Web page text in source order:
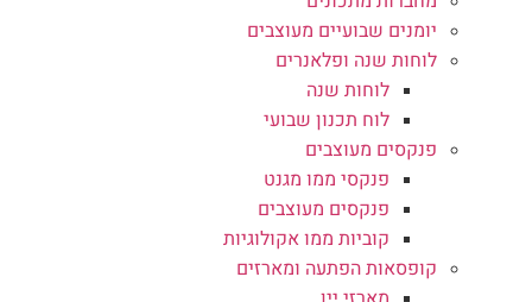
יומנים שבועיים מעוצבים
לוחות שנה ופלאנרים
לוחות שנה
לוח תכנון שבועי
פנקסים מעוצבים
פנקסי ממו מגנט
פנקסים מעוצבים
קוביות ממו אקולוגיות
קופסאות הפתעה ומארזים